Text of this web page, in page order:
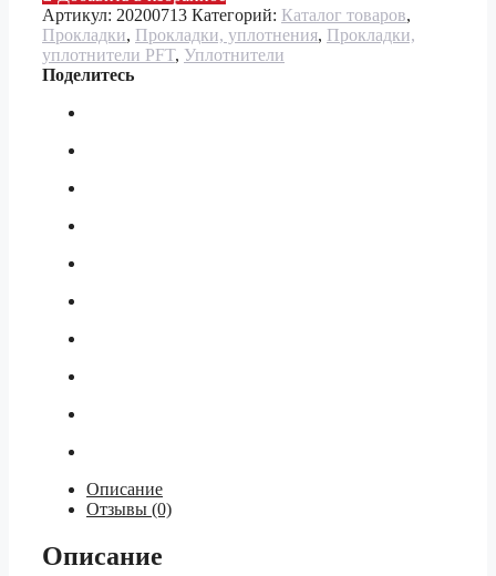
Артикул: 20200713 Категорий: Каталог товаров,
Прокладки, Прокладки, уплотнения, Прокладки,
уплотнители PFT, Уплотнители
Поделитесь
Описание
Отзывы (0)
Описание